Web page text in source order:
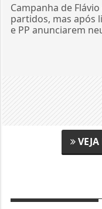
Campanha de
partidos, mas após
e PP anunciarem